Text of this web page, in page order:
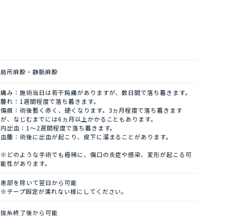
局所麻酔・静脈麻酔
痛み：施術当日は若干鈍痛がありますが、数日間で落ち着きます。
腫れ：1週間程度で落ち着きます。
傷痕：術後暫く赤く、硬くなります。3ヵ月程度で落ち着きます
が、なじむまでには6ヵ月以上かかることもあります。
内出血：1～2週間程度で落ち着きます。
血腫：術後に出血が起こり、皮下に溜まることがあります。
※どのような手術でも極稀に、傷口の炎症や感染、変形が起こる可
能性があります。
患部を除いて翌日から可能
※テープ固定が濡れない様にしてください。
抜糸終了後から可能